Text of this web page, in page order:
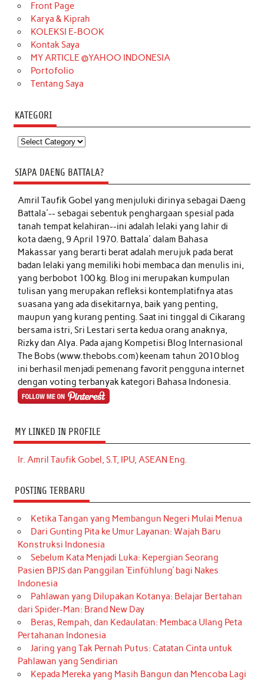
Front Page
Karya & Kiprah
KOLEKSI E-BOOK
Kontak Saya
MY ARTICLE @YAHOO INDONESIA
Portofolio
Tentang Saya
KATEGORI
Kategori
SIAPA DAENG BATTALA?
Amril Taufik Gobelyang menjuluki dirinya sebagai Daeng
Battala'-- sebagai sebentuk penghargaan spesial pada
tanah tempat kelahiran--ini adalah lelaki yang lahir di
kota daeng, 9 April 1970. Battala' dalam Bahasa
Makassar yang berarti berat adalah merujuk pada berat
badan lelaki yang memiliki hobi membaca dan menulis ini,
yang berbobot 100 kg. Blog ini merupakan kumpulan
tulisan yang merupakan refleksi kontemplatifnya atas
suasana yang ada disekitarnya, baik yang penting,
maupun yang kurang penting. Saat ini tinggal di Cikarang
bersama istri, Sri Lestari serta kedua orang anaknya,
Rizky dan Alya. Pada ajang Kompetisi Blog Internasional
The Bobs (www.thebobs.com) keenam tahun 2010 blog
ini berhasil menjadi pemenang favorit pengguna internet
dengan voting terbanyak kategori Bahasa Indonesia.
MY LINKED IN PROFILE
Ir. Amril Taufik Gobel, S.T, IPU, ASEAN Eng.
POSTING TERBARU
Ketika Tangan yang Membangun Negeri Mulai Menua
Dari Gunting Pita ke Umur Layanan: Wajah Baru
Konstruksi Indonesia
Sebelum Kata Menjadi Luka: Kepergian Seorang
Pasien BPJS dan Panggilan ‘Einfühlung’ bagi Nakes
Indonesia
Pahlawan yang Dilupakan Kotanya: Belajar Bertahan
dari Spider-Man: Brand New Day
Beras, Rempah, dan Kedaulatan: Membaca Ulang Peta
Pertahanan Indonesia
Jaring yang Tak Pernah Putus: Catatan Cinta untuk
Pahlawan yang Sendirian
Kepada Mereka yang Masih Bangun dan Mencoba Lagi